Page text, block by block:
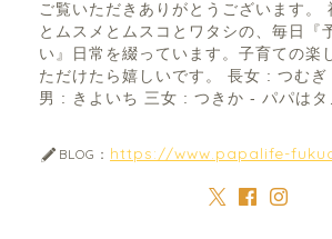
ご覧いただきありがとうございます。
とムスメとムスコとワタシの、毎日『
い』日常を綴っています。子育ての楽
ただけたら嬉しいです。 長女 : つむ
男 : きよいち 三女 : つきか - パパはタ
BLOG： https://www.papalife-